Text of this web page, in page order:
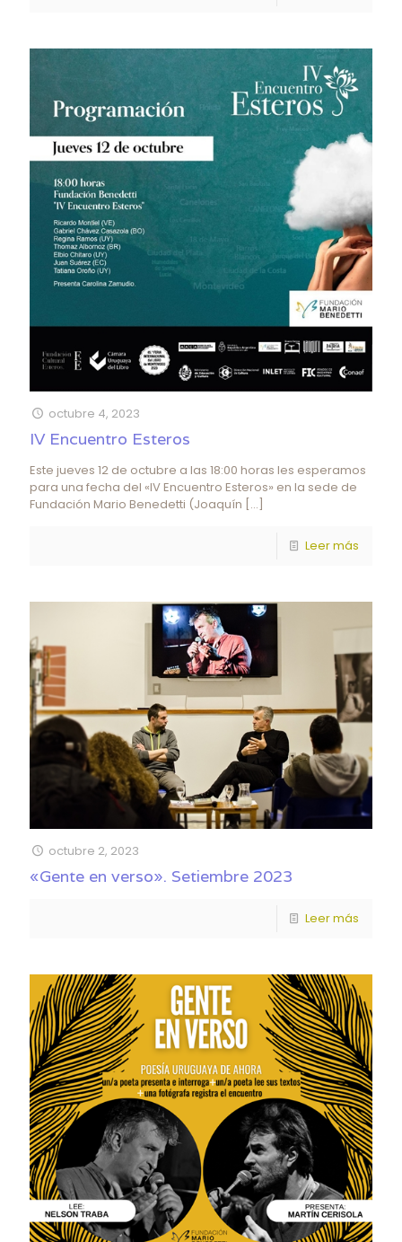
octubre 4, 2023
IV Encuentro Esteros
Este jueves 12 de octubre a las 18:00 horas les esperamos
para una fecha del «IV Encuentro Esteros» en la sede de
Fundación Mario Benedetti (Joaquín […]
Leer más
octubre 2, 2023
«Gente en verso». Setiembre 2023
Leer más